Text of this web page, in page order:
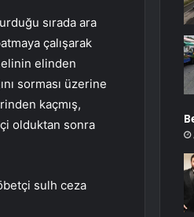
sırada ara
çalışarak
elinden
sorması üzerine
kaçmış,
olduktan sonra
sulh ceza